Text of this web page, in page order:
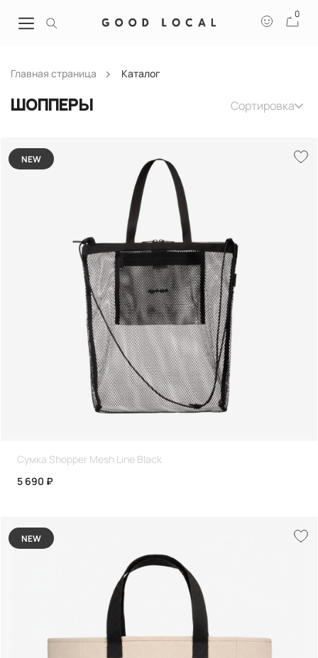
0
Главная страница Каталог
Шопперы Сортировка
NEW
Сумка Shopper Mesh Line Black
5 690 ₽
NEW